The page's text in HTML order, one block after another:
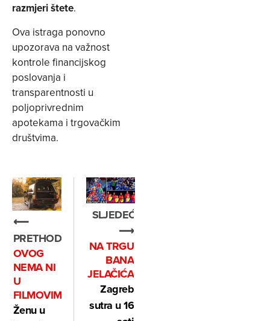
razmjeri štete.
Ova istraga ponovno
upozorava na važnost
kontrole financijskog
poslovanja i
transparentnosti u
poljoprivrednim
apotekama i trgovačkim
društvima.
⟵
PRETHODNO
OVOG
NEMA NI
U
FILMOVIMA
Ženu u
SLJEDEĆE
⟶
NA TRGU
BANA
JELAČIĆA
Zagreb
sutra u 16